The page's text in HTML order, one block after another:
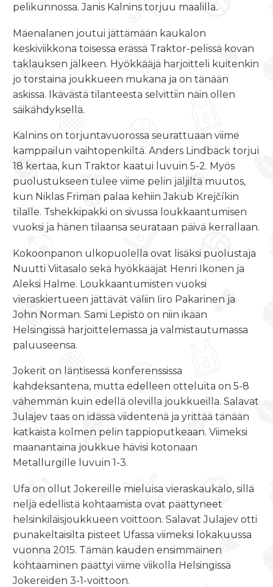
pelikunnossa. Janis Kalnins torjuu maalilla.
Mäenalanen joutui jättämään kaukalon
keskiviikkona toisessa erässä Traktor-pelissä kovan
taklauksen jälkeen. Hyökkääjä harjoitteli kuitenkin
jo torstaina joukkueen mukana ja on tänään
askissa. Ikävästä tilanteesta selvittiin näin ollen
säikähdyksellä.
Kalnins on torjuntavuorossa seurattuaan viime
kamppailun vaihtopenkiltä. Anders Lindbäck torjui
18 kertaa, kun Traktor kaatui luvuin 5-2. Myös
puolustukseen tulee viime pelin jäljiltä muutos,
kun Niklas Friman palaa kehiin Jakub Krejčíkin
tilalle. Tshekkipakki on sivussa loukkaantumisen
vuoksi ja hänen tilaansa seurataan päivä kerrallaan.
Kokoonpanon ulkopuolella ovat lisäksi puolustaja
Nuutti Viitasalo sekä hyökkääjät Henri Ikonen ja
Aleksi Halme. Loukkaantumisten vuoksi
vieraskiertueen jättävät väliin Iiro Pakarinen ja
John Norman. Sami Lepistö on niin ikään
Helsingissä harjoittelemassa ja valmistautumassa
paluuseensa.
Jokerit on läntisessä konferenssissa
kahdeksantena, mutta edelleen otteluita on 5-8
vähemmän kuin edellä olevilla joukkueilla. Salavat
Julajev taas on idässä viidentenä ja yrittää tänään
katkaista kolmen pelin tappioputkeaan. Viimeksi
maanantaina joukkue hävisi kotonaan
Metallurgille luvuin 1-3.
Ufa on ollut Jokereille mieluisa vieraskaukalo, sillä
neljä edellistä kohtaamista ovat päättyneet
helsinkiläisjoukkueen voittoon. Salavat Julajev otti
punakeltaisilta pisteet Ufassa viimeksi lokakuussa
vuonna 2015. Tämän kauden ensimmäinen
kohtaaminen päättyi viime viikolla Helsingissä
Jokereiden 3-1-voittoon.